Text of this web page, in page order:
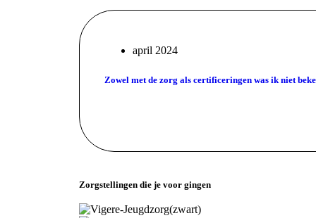
april 2024
Zowel met de zorg als certificeringen was ik niet
Zorgstellingen die je voor gingen